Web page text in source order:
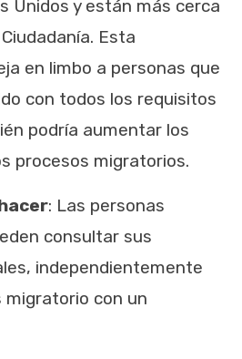
Unidos y están más cerca
Esta
en limbo a personas que
con todos los requisitos
podría aumentar los
procesos migratorios.
: Las personas
consultar sus
independientemente
con un